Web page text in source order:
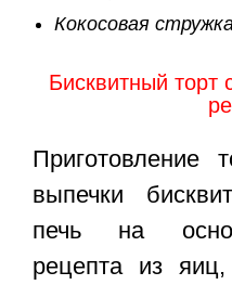
Кокосовая
Бисквитный торт
Приготовление
выпечки
печь на
рецепта из